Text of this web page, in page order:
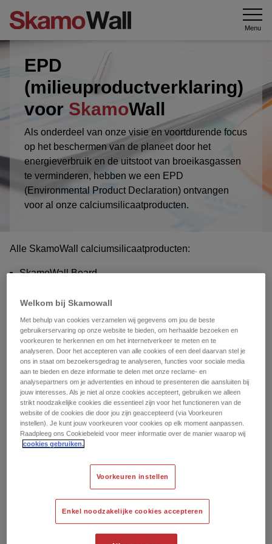
Menu
EPD
(milieuproductverklaring)
voor SkamoWall
Als onderdeel van onze visie en voortdurende focus
op het beschermen van de planeet door het
energieverbruik en de uitstoot van broeikasgassen
te verminderen, hebben we een EPD
(Environmental Product Declaration) ontvangen
voor al onze calciumsilicaatproducten.
Alle SkamoWall calciumsilicaatproducten:
SkamoWall Board
SkamoWall Wedge
Een EPD (Environmental Product Declaration) hebben,
die door een derde partij is geverifieerd en gepubliceerd
viaEPD Denemarken.
Download hier de EPD voor SkamoWall
calciumsilicaatproducten.
Wat is een EPD
(Environmental Product
Declaration)?
Een EPD (Environmental Product Declaration)
documenteert de levenscyclus van de milieu-impact van
Welkom bij Skamowall
Met behulp van cookies verzamelen wij gegevens om jou de beste
gebruikerservaring op onze website te bieden, om herhaalde bezoeken en
voorkeuren te herkennen en om het internetverkeer te meten en te
analyseren. Door het accepteren van alle cookies of een deel daarvan stel je
ons in staat om bezoekersgedrag te analyseren, functies voor sociale media
aan te bieden en deze informatie te delen met onze reclame- en
analysepartners om je advertenties en inhoud te presenteren die aansluiten bij
jouw interesses. Als je niet al onze cookies accepteert, gebruiken we alleen
strikt noodzakelijke cookies die essentieel zijn voor het functioneren van de
website of de cookies die door jou zijn geaccepteerd (via Voorkeuren
instellen). Je kunt jouw voorkeuren voor cookies op elk moment aanpassen.
Raadpleeg ons Cookiebeleid voor meer informatie over de manier waarop wij
cookies gebruiken.
Voorkeuren instellen
Enkel noodzakelijke cookies accepteren